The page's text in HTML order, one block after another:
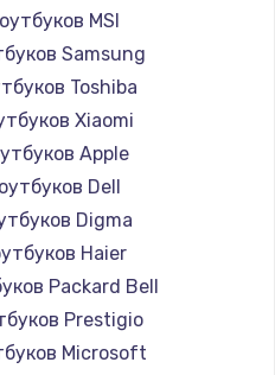
MSI
Samsung
Toshiba
Xiaomi
Apple
Dell
Digma
Haier
Packard Bell
Prestigio
Microsoft